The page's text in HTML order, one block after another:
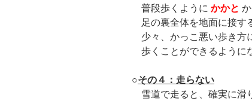
普段歩くように かかと
足の裏全体を地面に接す
少々、かっこ悪い歩き方
歩くことができるように
○その４：走らない
雪道で走ると、確実に滑